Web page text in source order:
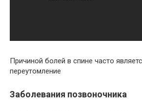
Причиной болей в спине часто
переутомление
Заболевания позвоночника